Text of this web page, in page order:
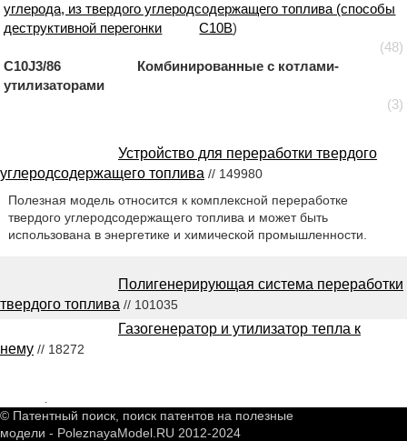
углерода, из твердого углеродсодержащего топлива (способы
деструктивной перегонки
C10B)
(48)
C10J3/86 Комбинированные с котлами-
утилизаторами
(3)
Устройство для переработки твердого
углеродсодержащего топлива // 149980
Полезная модель относится к комплексной переработке
твердого углеродсодержащего топлива и может быть
использована в энергетике и химической промышленности.
Полигенерирующая система переработки
твердого топлива // 101035
Газогенератор и утилизатор тепла к
нему // 18272
© Патентный поиск, поиск патентов на полезные
модели - PoleznayaModel.RU 2012-2024